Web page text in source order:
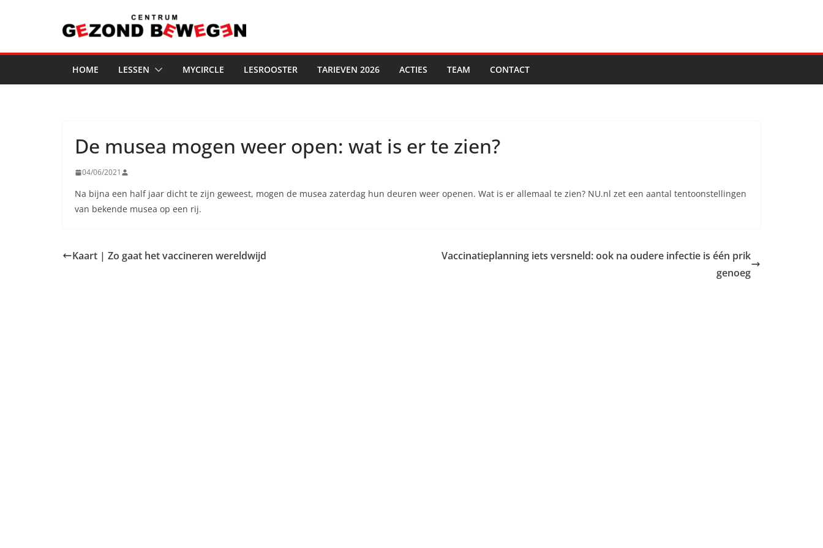
inhoud
HOME LESSEN MYCIRCLE LESROOSTER TARIEVEN 2026 ACTIES TEAM CONTACT
De musea mogen weer open: wat is er te zien?
04/06/2021
Na bijna een half jaar dicht te zijn geweest, mogen de musea zaterdag hun deuren weer openen. Wat is er allemaal te zien? NU.nl zet een aantal tentoonstellingen
van bekende musea op een rij.
Kaart | Zo gaat het vaccineren wereldwijd
Vaccinatieplanning iets versneld: ook na oudere infectie is één prik
genoeg